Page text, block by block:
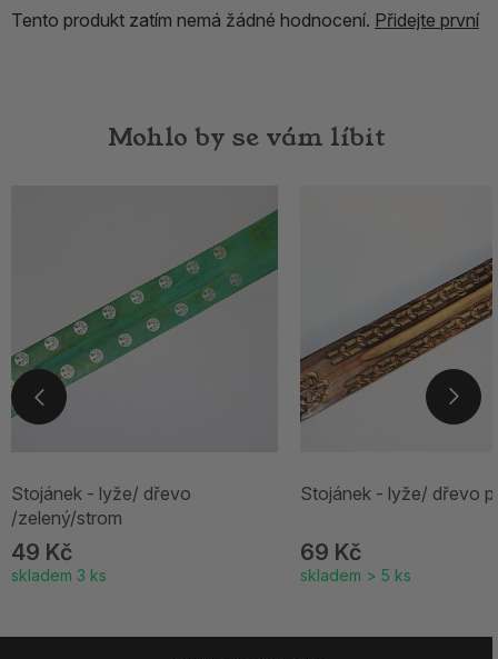
Tento produkt zatím nemá žádné hodnocení. Přidejte první
Mohlo by se vám líbit
Stojánek - lyže/ dřevo
/zelený/strom
49 Kč
skladem 3 ks
Stojánek - lyže/ dřevo
69 Kč
skladem > 5 ks